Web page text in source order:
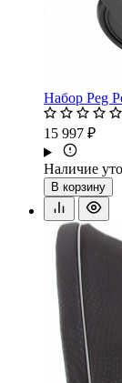
Набор Peg
15 997 ₽
Наличие
В корзину